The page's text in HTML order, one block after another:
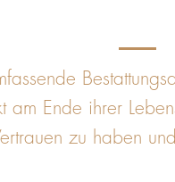
am Ende ihrer
zu haben